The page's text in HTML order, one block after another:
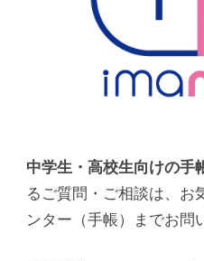
中学生・高校生向けの手
るご質問・ご相談は、お
ンター（手帳）までお問